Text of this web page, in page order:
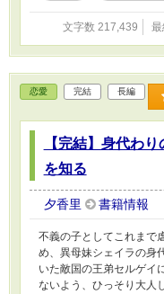
文字数 217,439
恋愛 完結 長編
【完結】身代わ
を知る
夕香里 書籍情報
不義の子としてこれまで
め、異母妹シェイラの身
いた敵国の王弟セルゲイ
ないよう、ひっそり大人